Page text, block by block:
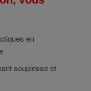
en
souplesse et